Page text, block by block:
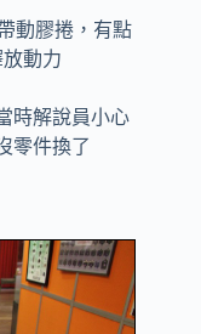
動膠捲，有點
動力
時解說員小心
零件換了